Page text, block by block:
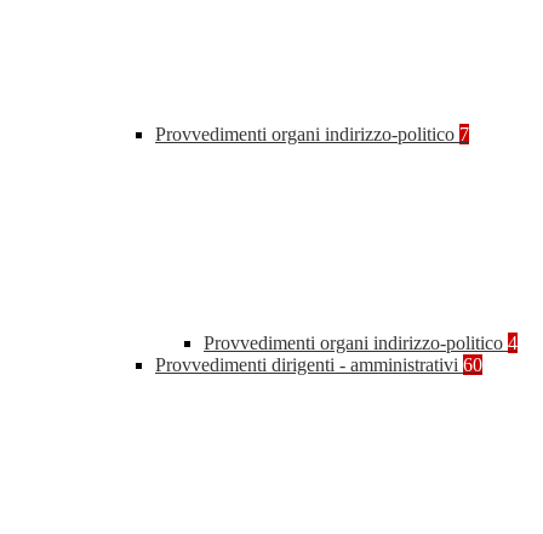
Provvedimenti organi indirizzo-politico 7
Provvedimenti organi indirizzo-politico 4
Provvedimenti dirigenti - amministrativi 60